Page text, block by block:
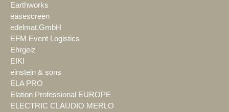
Earthworks
easescreen
edelmat.GmbH
EFM Event Logistics
Ehrgeiz
EIKI
einstein & sons
ELA PRO
Elation Professional EUROPE
ELECTRIC CLAUDIO MERLO